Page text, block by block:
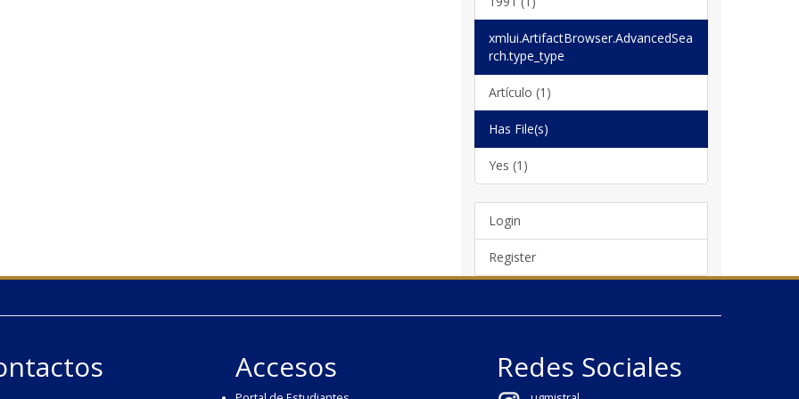
xmlui.ArtifactBrowser.AdvancedSea
rch.type_type
Artículo (1)
Has File(s)
Yes (1)
Login
Register
Accesos Redes Sociales